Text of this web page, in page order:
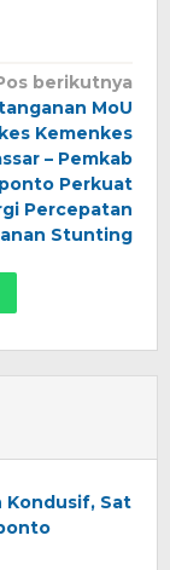
berikutnya
MoU
Kemenkes
– Pemkab
Perkuat
Percepatan
Stunting
Kondusif, Sat